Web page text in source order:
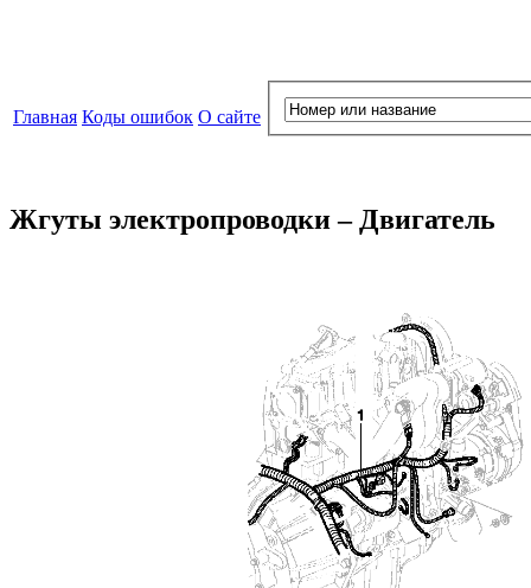
Главная Коды ошибок О сайте
Жгуты электропроводки – Двигатель